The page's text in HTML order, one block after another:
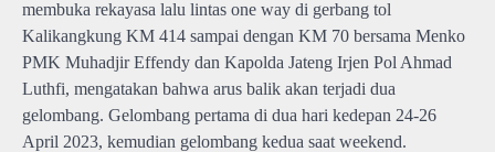
membuka rekayasa lalu lintas one way di gerbang tol
Kalikangkung KM 414 sampai dengan KM 70 bersama Menko
PMK Muhadjir Effendy dan Kapolda Jateng Irjen Pol Ahmad
Luthfi, mengatakan bahwa arus balik akan terjadi dua
gelombang. Gelombang pertama di dua hari kedepan 24-26
April 2023, kemudian gelombang kedua saat weekend.